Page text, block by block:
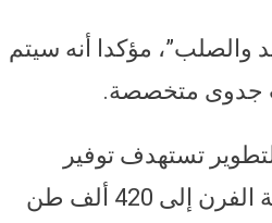
والصلب”، مؤكدا أنه سيتم
جدوى متخصصة.
تستهدف توفير
القدرات الكافية للشركة من أجل العمل باستدامة، وتصل بإنتاجية الفرن إلى 420 ألف طن